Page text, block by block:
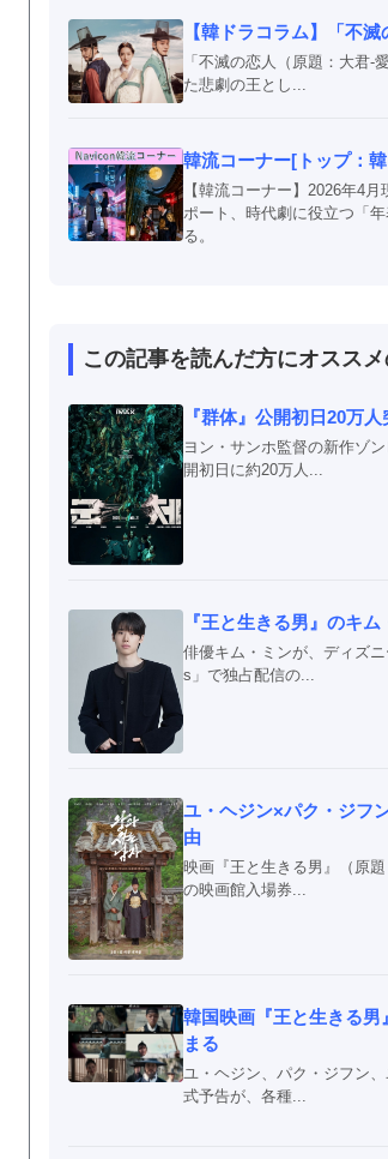
【韓ドラコラム】「不
「不滅の恋人（原題：大君
た悲劇の王とし...
韓流コーナー[トップ：
【韓流コーナー】2026年4
ポート、時代劇に役立つ「
る。
この記事を読んだ方にオスス
『群体』公開初日20万
ヨン・サンホ監督の新作ゾ
開初日に約20万人...
『王と生きる男』のキ
俳優キム・ミンが、ディズ
s」で独占配信の...
ユ・ヘジン×パク・ジフ
由
映画『王と生きる男』（原
の映画館入場券...
韓国映画『王と生きる
まる
ユ・ヘジン、パク・ジフン
式予告が、各種...